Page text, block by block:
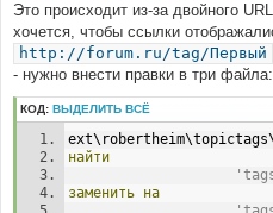
Это происходит из-за двойного
хочется, чтобы ссылки
http://forum.ru/tag/Первый
- нужно внести правки в три файла:
КОД: ВЫДЕЛИТЬ ВСЁ
найти
заменить на